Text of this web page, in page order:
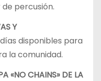
percusión.
Y
disponibles para
la comunidad.
«NO CHAINS» DE LA